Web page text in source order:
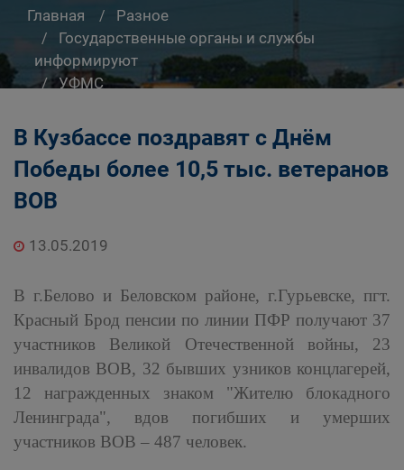
Главная
Разное
Государственные органы и службы
информируют
УФМС
В Кузбассе поздравят с Днём
Победы более 10,5 тыс. ветеранов
ВОВ
13.05.2019
В г.Белово и Беловском районе, г.Гурьевске, пгт.
Красный Брод пенсии по линии ПФР получают 37
участников Великой Отечественной войны, 23
инвалидов ВОВ, 32 бывших узников концлагерей,
12 награжденных знаком "Жителю блокадного
Ленинграда", вдов погибших и умерших
участников ВОВ – 487 человек.